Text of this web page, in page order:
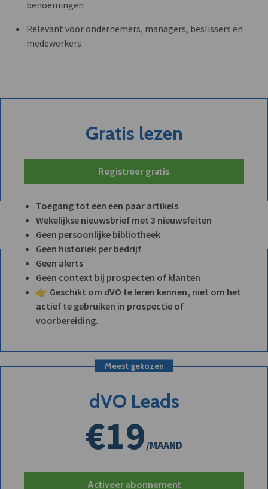
benoemingen
Relevant voor ondernemers, managers, beslissers en
medewerkers
Gratis lezen
Registreer gratis
Toegang tot een een paar artikels
Wekelijkse nieuwsbrief met 3 nieuwsfeiten
Geen persoonlijke bibliotheek
Geen historiek per bedrijf
Geen alerts
Geen context bij prospecten of klanten
👉 Geschikt om dVO te leren kennen, niet om het
actief te gebruiken in prospectie of
voorbereiding.
Meest gekozen
dVO Leads
€19/MAAND
Activeer abonnement